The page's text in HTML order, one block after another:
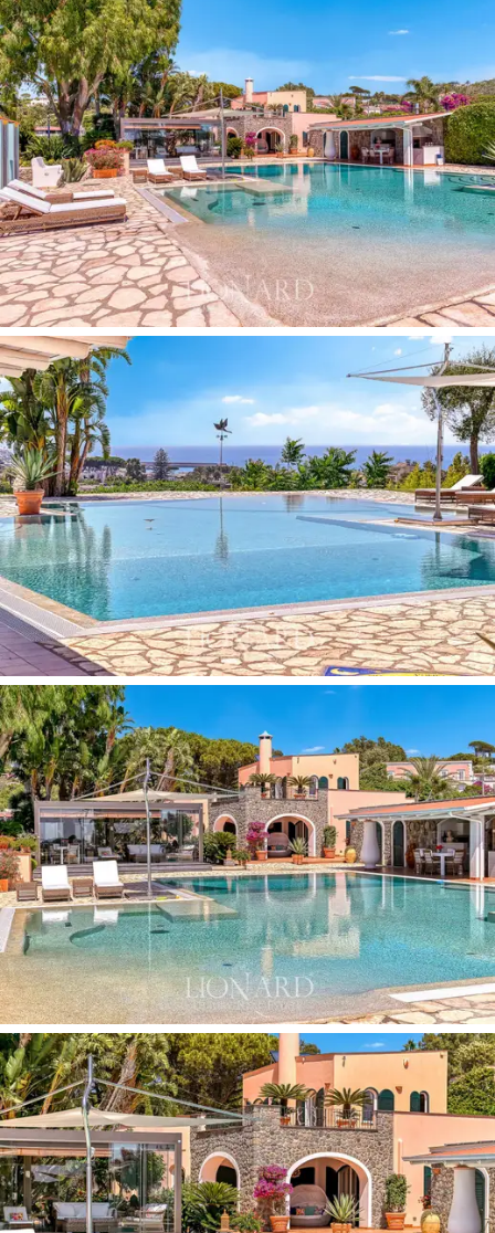
这座别墅是地中海建筑风格的完美体现，温暖、
舒适，注重每一个细节。最近翻修时使用了高质
量的材料和精致的装饰，保持了海洋风格，并充
分利用了自然光线。
一楼的入口处是一个宽敞的客厅，配有一个精美
的马赛克装饰壁炉，并由手工绘制的瓷砖装饰。
这个空间因众多窗户而充满自然光。地板上装饰
有蓝色和黄色的图案，与楼梯的设计相呼应。客
厅旁是一个带岛台的厨房，通过优雅的尖拱分隔
开来。这个楼层还包括两个卧室和两个装饰色彩
鲜艳、独特瓷砖装饰的浴室。二楼有两个额外的
卧室，配有通往西向宽敞露台的门，露台非常适
合欣赏海上日落。这里也设有两个装饰华丽的浴
室。
别墅的外部是一个真正的美丽与舒适的绿洲。精
心打理的花园包括草坪、棕榈树、橄榄树以及各
种植物和花卉，为别墅提供了极大的隐私，并营
造了宁静放松的氛围。一座大泳池配有双池，四
周有宽敞的露台，配备了外部淋浴，非常适合在
炎热的日子里清凉一夏或享受阳光。周围还有更
多放松空间，从紧邻别墅的凉廊休息区到带有烧
烤架、炉子和水槽的户外厨房，非常适合与朋友
和家人一起在户外享用午餐和晚餐，以及一个专
属的户外生活区。这个区域由玻璃围合，带有遮
阳帘，可以全年使用。外部空间还包括一个菜园
和一个带有车库及20 kW光伏电池板的覆盖区，配
有热泵和泳池加热系统。
购买这座位于伊斯基亚岛的奢华别墅，意味着您
将投资于一个优雅与宁静的绿洲，每一个细节都
经过精心设计，以提供极致舒适。无论是从露台
欣赏迷人的日落，还是快速前往海边或在泳池中
畅游，这座别墅都提供了舒适的外部空间，让您